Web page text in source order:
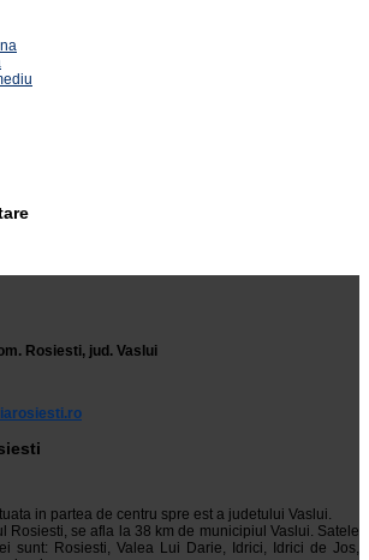
Rosiesti, jud. Vaslui
in partea de centru spre est a judetului Vaslui.
Rosiesti, se afla la 38 km de municipiul Vaslui. Satele
sunt: Rosiesti, Valea Lui Darie, Idrici, Idrici de Jos,